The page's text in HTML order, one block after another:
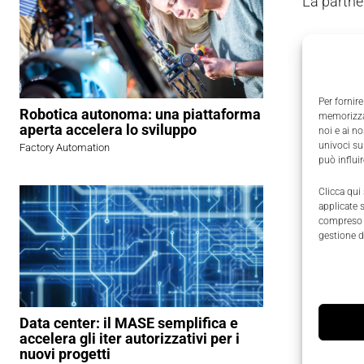
Per
noi e ai
univoci
può
Clicca qui
applicate
gestione
Robotica autonoma: una piattaforma
aperta accelera lo sviluppo
Factory Automation
Data center: il MASE semplifica e
accelera gli iter autorizzativi per i
nuovi progetti
modo
Lo
anche
Gli
tavole